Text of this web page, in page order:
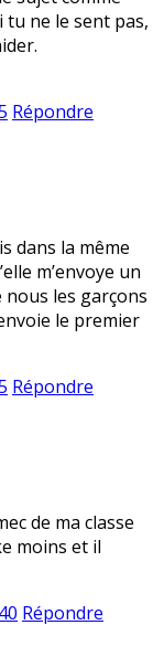
tu ne le sent pas,
Répondre
dans la même
m’envoye un
nous les garçons
le premier
Répondre
de ma classe
moins et il
Répondre